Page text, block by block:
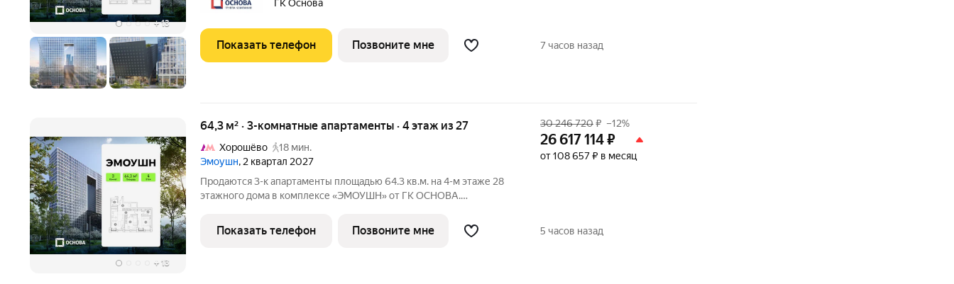
+13
новый выразительный акцент
ГК Основа
Показать телефон Позвоните мне 7 часов назад
+ 13
64,3 м² · 3-комнатные апартаменты · 4 этаж из 27
Хорошёво
18 мин.
Эмоушн, 2 квартал 2027
Продаются 3-к апартаменты площадью 64.3 кв.м. на 4-м этаже 28
этажного дома в комплексе «ЭМОУШН» от ГК ОСНОВА.
бизнес-класса в престижном районе Хорошёво-Мнёвники (СЗАО),
новый выразительный акцент
30 246 720₽ –12%
26 617 114₽
от 108 657 ₽ в месяц
Показать телефон Позвоните мне 5 часов назад